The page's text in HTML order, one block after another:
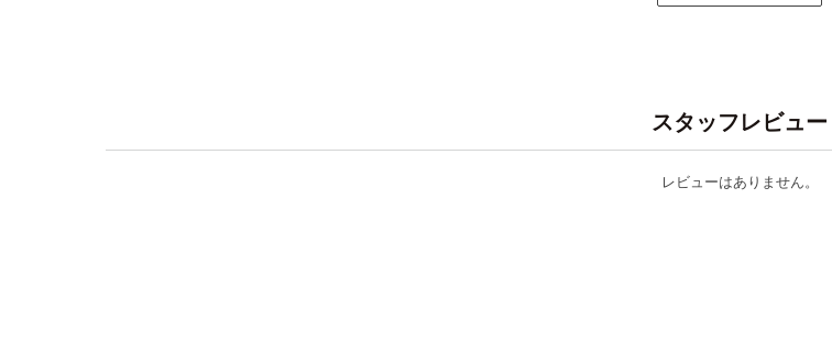
スタッフレビュー
レビューはありません。